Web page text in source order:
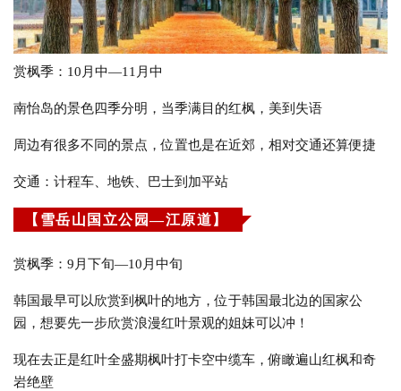
赏枫季：10月中—11月中
南怡岛的景色四季分明，当季满目的红枫，美到失语
周边有很多不同的景点，位置也是在近郊，相对交通还算便捷
交通：计程车、地铁、巴士到加平站
【雪岳山国立公园—江原道】
赏枫季：9月下旬—10月中旬
韩国最早可以欣赏到枫叶的地方，位于韩国最北边的国家公
园，想要先一步欣赏浪漫红叶景观的姐妹可以冲！
现在去正是红叶全盛期枫叶打卡空中缆车，俯瞰遍山红枫和奇
岩绝壁